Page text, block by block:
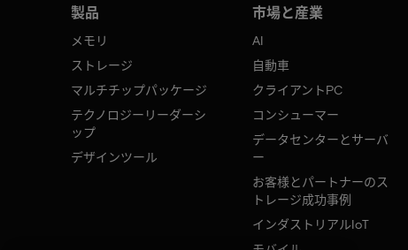
製品
メモリ
ストレージ
マルチチップパッケージ
テクノロジーリーダーシ
ップ
デザインツール
市場と産業
AI
自動車
クライアントPC
コンシューマー
データセンターとサーバ
ー
お客様とパートナーのス
トレージ成功事例
インダストリアルIoT